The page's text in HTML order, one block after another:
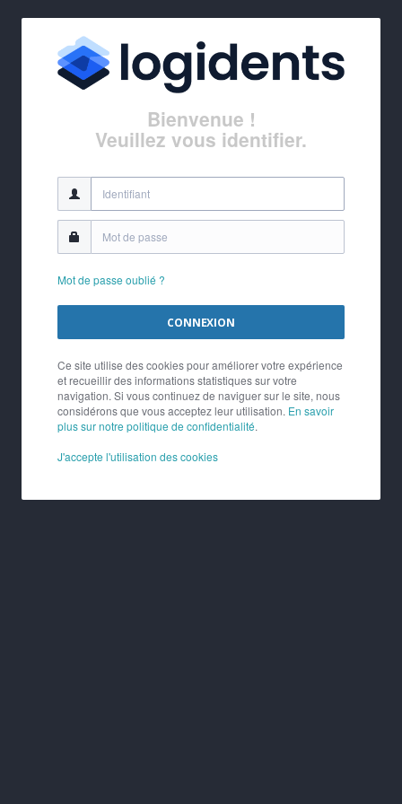
Bienvenue !
Veuillez vous identifier.
Mot de passe oublié ?
CONNEXION
Ce site utilise des cookies pour améliorer votre expérience
et recueillir des informations statistiques sur votre
navigation. Si vous continuez de naviguer sur le site, nous
considérons que vous acceptez leur utilisation. En savoir
plus sur notre politique de confidentialité.
J'accepte l'utilisation des cookies